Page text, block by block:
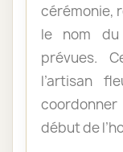
cérémonie,
le nom
prévues.
l’artisan
début de